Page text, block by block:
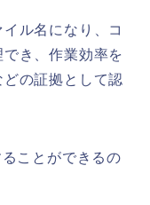
ル名になり
、コ
でき、作業効率を
どの証拠として認
ことができるの